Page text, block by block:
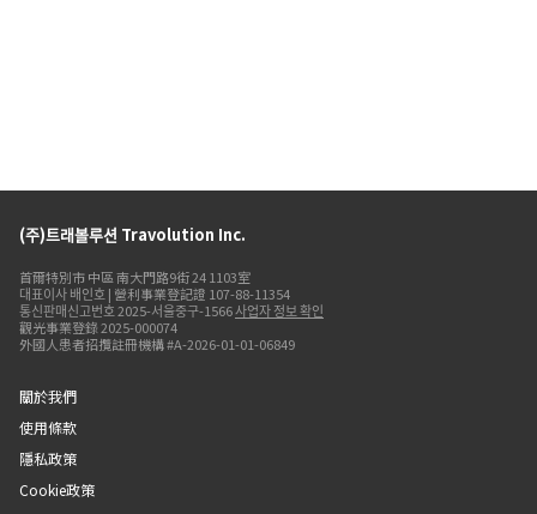
(주)트래볼루션 Travolution Inc.
首爾特別市 中區 南大門路9街 24 1103室
대표이사 배인호 | 營利事業登記證 107-88-11354
통신판매신고번호 2025-서울중구-1566사업자 정보 확인
觀光事業登錄 2025-000074
外國人患者招攬註冊機構 #A-2026-01-01-06849
關於我們
使用條款
隱私政策
Cookie政策